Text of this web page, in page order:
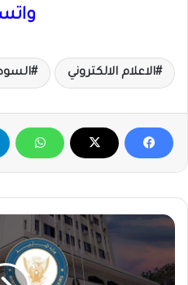
الاعلام الالكتروني
قنصلية
تبحث